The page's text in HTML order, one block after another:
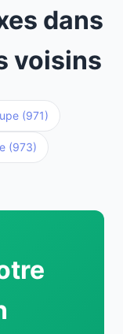
dans
voisins
(971)
(973)